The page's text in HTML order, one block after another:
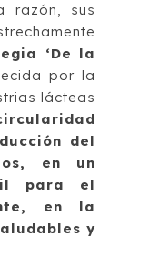
razón, sus
‘De la
por la
lácteas
del
en un
para el
en la
y